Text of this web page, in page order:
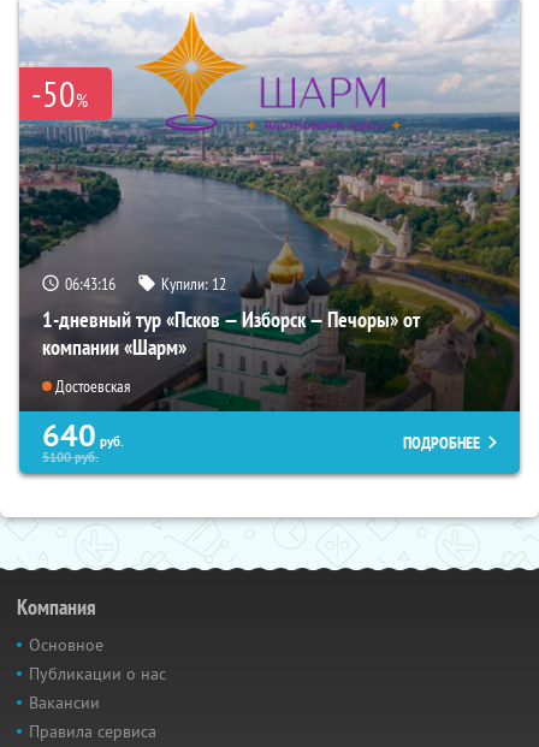
-50%
06:43:15 Купили:12
1-дневный тур «Псков — Изборск — Печоры» от
компании «Шарм»
Достоевская
640 руб.
5100руб.
ПОДРОБНЕЕ
Компания
Основное
Публикации о нас
Вакансии
Правила сервиса